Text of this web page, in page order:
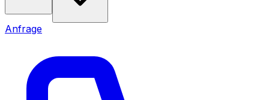
Anfrage